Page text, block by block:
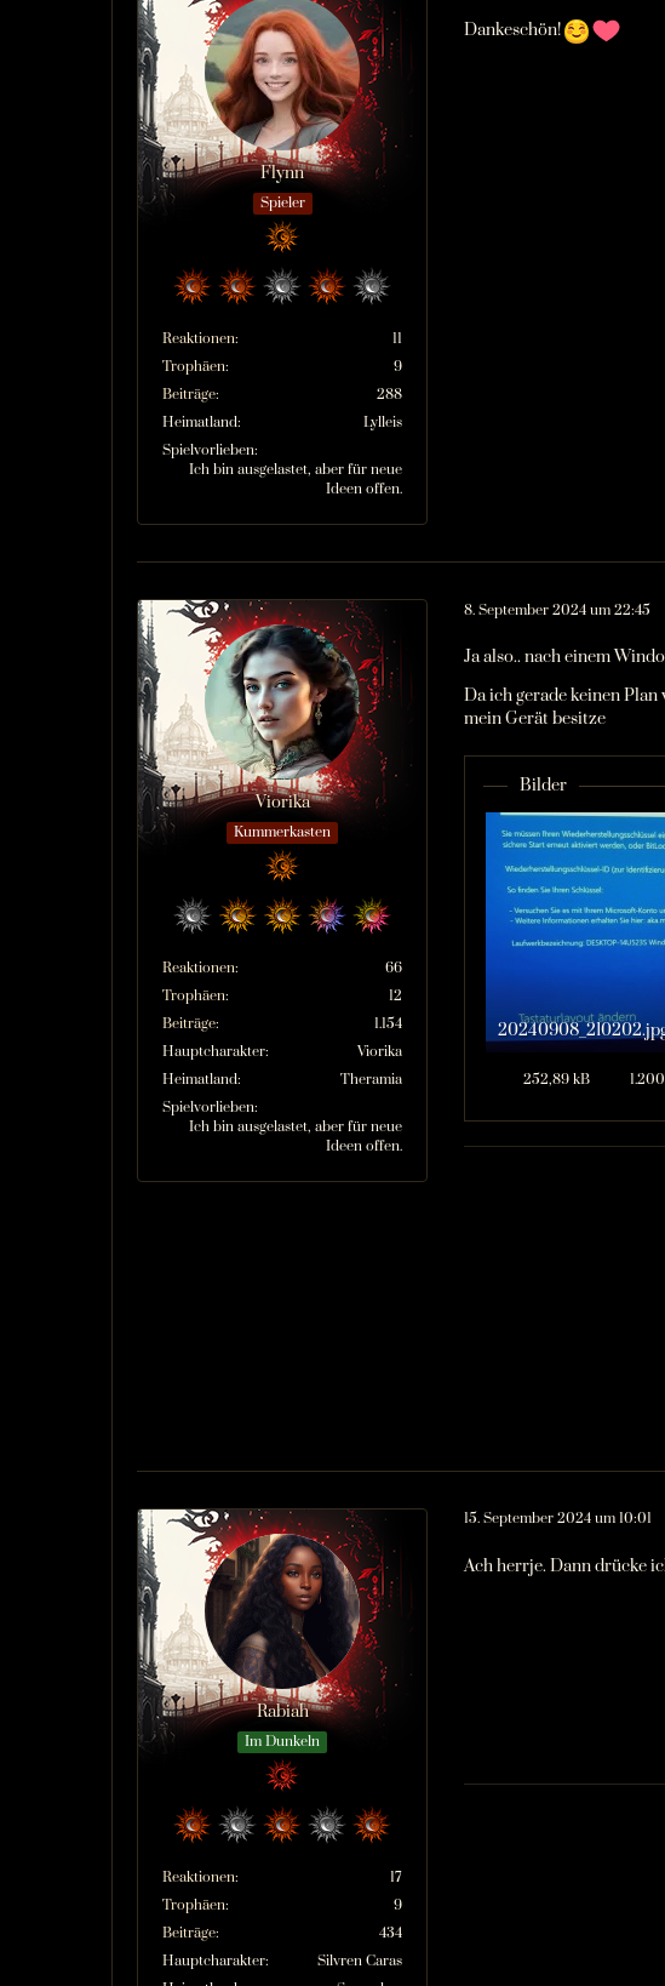
Flynn
Spieler
Reaktionen
11
Trophäen
9
Beiträge
288
Heimatland
Lylleis
Spielvorlieben
Ich bin ausgelastet, aber für neue
Ideen offen.
Dankeschön!
Viorika
Kummerkasten
Reaktionen
66
Trophäen
12
Beiträge
1.154
Hauptcharakter
Viorika
Heimatland
Theramia
Spielvorlieben
Ich bin ausgelastet, aber für neue
Ideen offen.
8. September 2024 um 22:45
Ja also.. nach einem
Da ich gerade keinen
mein Gerät besitze
Bilder
252,89 kB
Rabiah
Im Dunkeln
Reaktionen
17
Trophäen
9
Beiträge
434
Hauptcharakter
Silvren Caras
15. September 2024 um 10:01
Ach herrje. Dann drücke